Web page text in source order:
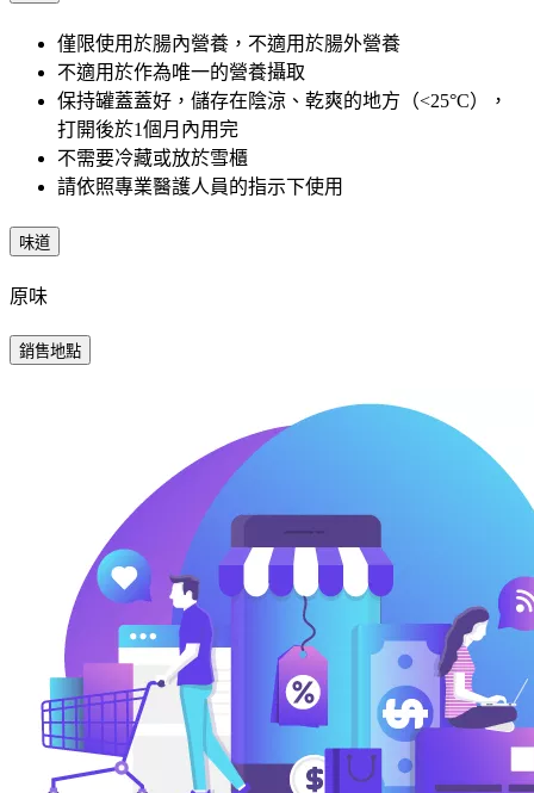
僅限使用於腸內營養，不適用於腸外營養
不適用於作為唯一的營養攝取
保持罐蓋蓋好，儲存在陰涼、乾爽的地方（<25°C），
打開後於1個月內用完
不需要冷藏或放於雪櫃
請依照專業醫護人員的指示下使用
味道
原味
銷售地點